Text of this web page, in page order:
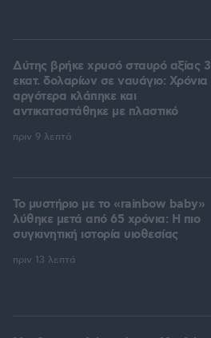
Δύτης βρήκε χρυσό σταυρό αξίας 3
εκατ. δολαρίων σε ναυάγιο: Χρόνια
αργότερα κλάπηκε και
αντικαταστάθηκε με πλαστικό
πριν 9 λεπτά
Το μυστήριο με το «rainbow baby»
λύθηκε μετά από 65 χρόνια: Η πιο
συγκινητική ιστορία υιοθεσίας
πριν 13 λεπτά